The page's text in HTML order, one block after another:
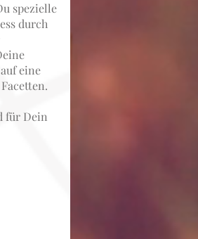
spezielle
durch
eine
für Dein